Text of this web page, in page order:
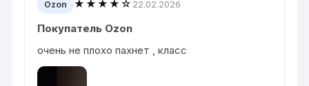
Ozon ★★★★☆ 22.02.2026
Покупатель Ozon
очень не плохо пахнет , класс